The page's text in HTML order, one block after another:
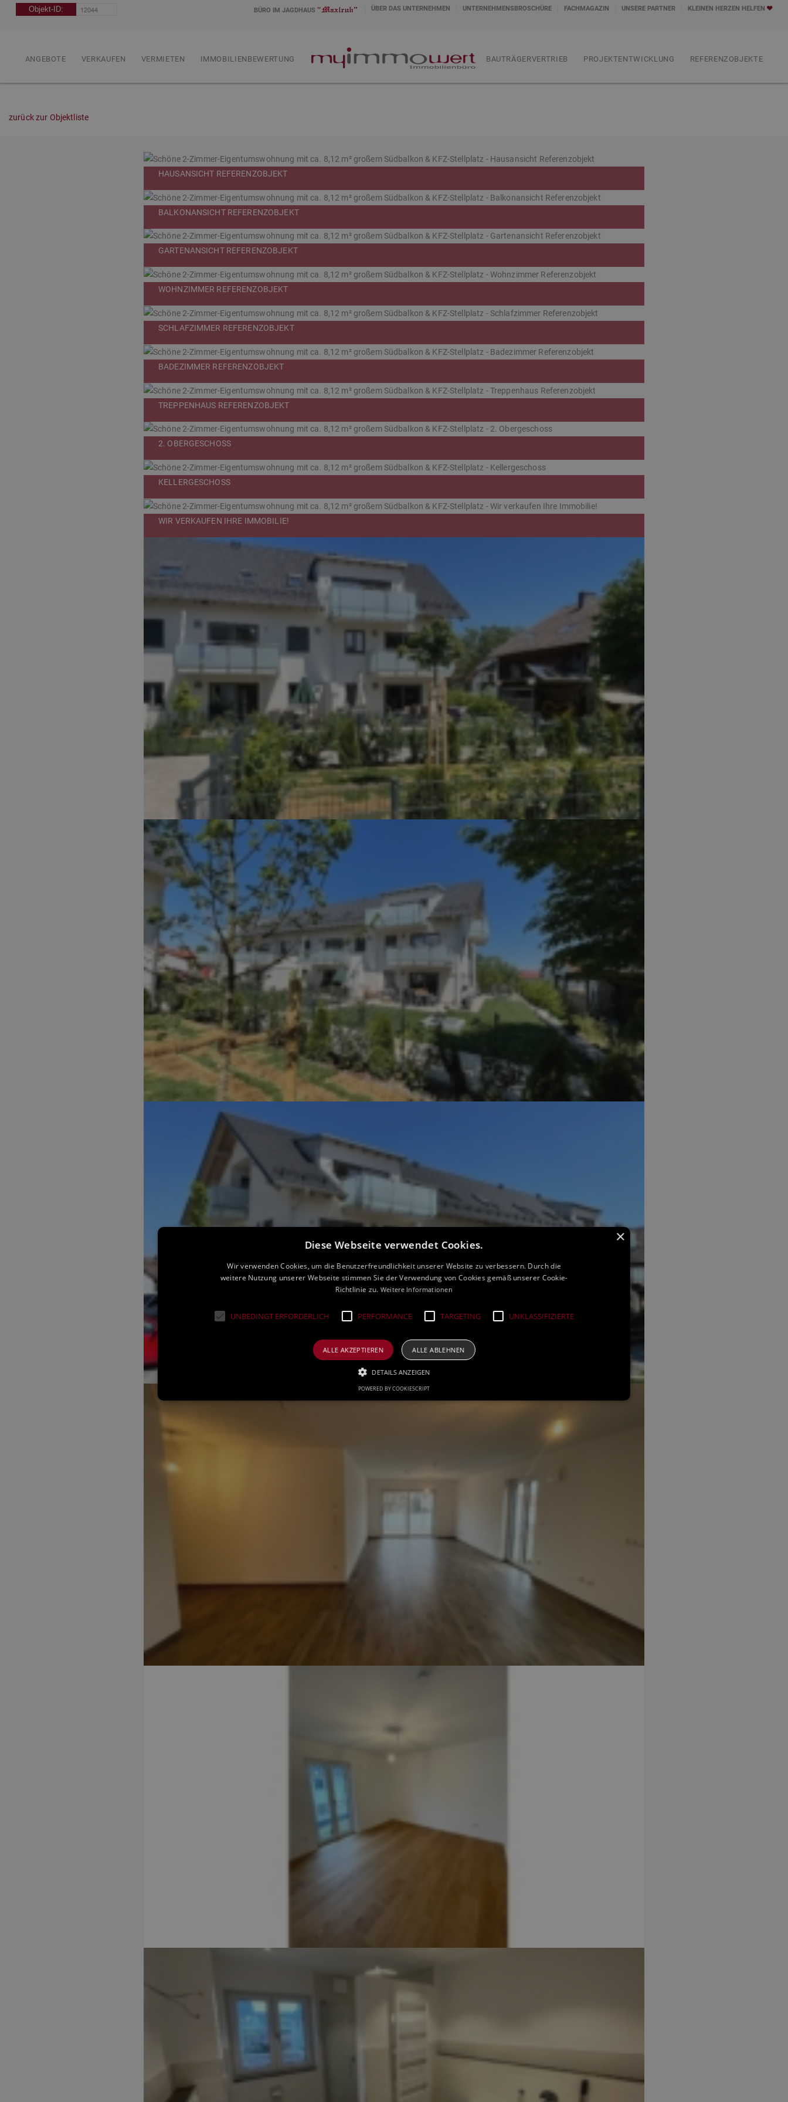
BÜRO IM JAGDHAUS ÜBER DAS UNTERNEHMEN UNTERNEHMENSBROSCHÜRE FACHMAGAZIN UNSERE PARTNER KLEINEN HERZEN HELFEN
ANGEBOTE VERKAUFEN VERMIETEN IMMOBILIENBEWERTUNG BAUTRÄGERVERTRIEB PROJEKTENTWICKLUNG REFERENZOBJEKTE
zurück zur Objektliste
HAUSANSICHT REFERENZOBJEKT
BALKONANSICHT REFERENZOBJEKT
GARTENANSICHT REFERENZOBJEKT
WOHNZIMMER REFERENZOBJEKT
SCHLAFZIMMER REFERENZOBJEKT
BADEZIMMER REFERENZOBJEKT
TREPPENHAUS REFERENZOBJEKT
2. OBERGESCHOSS
KELLERGESCHOSS
WIR VERKAUFEN IHRE IMMOBILIE!
×
Diese Webseite verwendet Cookies.
Wir verwenden Cookies, um die Benutzerfreundlichkeit unserer Website zu verbessern. Durch die
weitere Nutzung unserer Webseite stimmen Sie der Verwendung von Cookies gemäß unserer Cookie-
Richtlinie zu.Weitere Informationen
UNBEDINGT ERFORDERLICH PERFORMANCE TARGETING UNKLASSIFIZIERTE
ALLE AKZEPTIEREN ALLE ABLEHNEN
DETAILS ANZEIGEN
POWERED BY COOKIESCRIPT